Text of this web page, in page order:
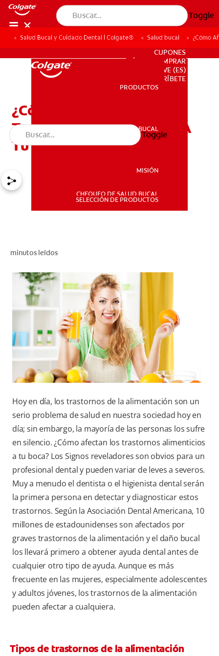
Toggle
PRODUCTOS
SALUD BUCAL
CUPONES
DÓNDE COMPRAR
SUSCRÍBETE
PARA PROFESIONALES
CUPONES
DÓNDE COMPRAR
VE (ES)
SUSCRÍBETE
PRODUCTOS
SALUD BUCAL
MISIÓN
CHEQUEO DE SALUD BUCAL
SELECCIÓN DE PRODUCTOS
Toggle
Salud Bucal y Cuidado Dental | Colgate® Salud bucal ¿Cómo
¿Cómo Afectan Los
Trastornos Alimenticios A
Tu Boca?
minutos leídos
Hoy en día, los trastornos de la alimentación son un
serio problema de salud en nuestra sociedad hoy en
día; sin embargo, la mayoría de las personas los sufre
en silencio. ¿Cómo afectan los trastornos alimenticios
a tu boca? Los Signos reveladores son obvios para un
profesional dental y pueden variar de leves a severos.
Muy a menudo el dentista o el higienista dental serán
la primera persona en detectar y diagnosticar estos
trastornos. Según la Asociación Dental Americana, 10
millones de estadounidenses son afectados por
graves trastornos de la alimentación y el daño bucal
los llevará primero a obtener ayuda dental antes de
cualquier otro tipo de ayuda. Aunque es más
frecuente en las mujeres, especialmente adolescentes
y adultos jóvenes, los trastornos de la alimentación
pueden afectar a cualquiera.
Tipos de trastornos de la alimentación